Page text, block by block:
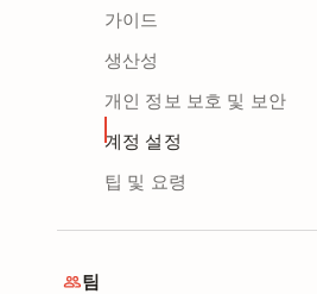
가이드
생산성
개인 정보 보호 및 보안
계정 설정
팁 및 요령
팀